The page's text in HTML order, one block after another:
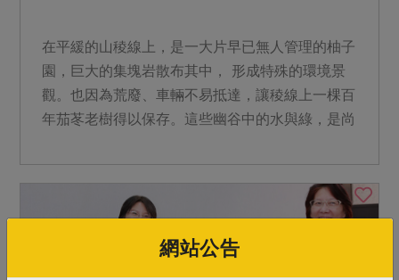
在平緩的山稜線上，是一大片早已無人管理的柚子
園，巨大的集塊岩散布其中， 形成特殊的環境景
觀。也因為荒廢、車輛不易抵達，讓稜線上一棵百
年茄苳老樹得以保存。這些幽谷中的水與綠，是尚
網站公告